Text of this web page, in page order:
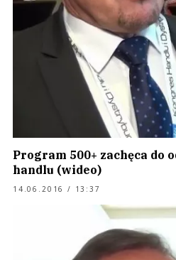
Program 500+ zachęca do
handlu (wideo)
14.06.2016 / 13:37